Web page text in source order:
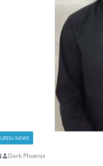
URDU NEWS
Dark Phoenix